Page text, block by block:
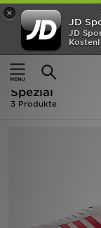
×
JD
JD
Home
Fußball -
Fußball -
Spezial
3 Produkte
ANGEBOTE
Neuheiten
Herren